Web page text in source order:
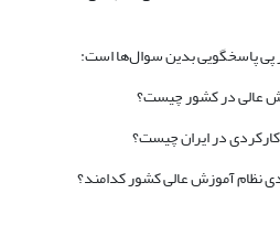
پاسخگویی بدین سوال‌ها است: